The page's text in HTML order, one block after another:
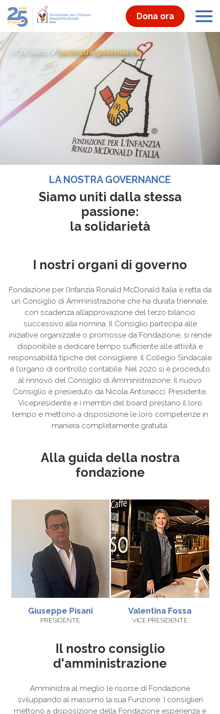
Dona ora
Chi Siamo La nostra governance
LA NOSTRA GOVERNANCE
Siamo uniti dalla stessa
passione:
la solidarietà
I nostri organi di governo
Fondazione per l’Infanzia Ronald McDonald Italia è retta da
un Consiglio di Amministrazione che ha durata triennale,
con scadenza all’approvazione del terzo bilancio
successivo alla nomina. Il Consiglio partecipa alle
iniziative organizzate o promosse da Fondazione, si rende
disponibile a dedicare tempo sufficiente alle attività e
responsabilità tipiche del consigliere. Il Collegio Sindacale
è l’organo di controllo contabile. Nel 2020 si è proceduto
al rinnovo del Consiglio di Amministrazione. Il nuovo
Consiglio è presieduto da Nicola Antonacci. Presidente,
Vicepresidente e i membri del board prestano il loro
tempo e mettono a disposizione le loro competenze in
maniera completamente gratuita.
Alla guida della nostra
fondazione
Giuseppe Pisani
PRESIDENTE
Valentina Fossa
VICE PRESIDENTE
Il nostro consiglio
d'amministrazione
Amministra al meglio le risorse di Fondazione
sviluppando al massimo la sua Funzione. I consiglieri
mettono a disposizione della Fondazione esperienza e